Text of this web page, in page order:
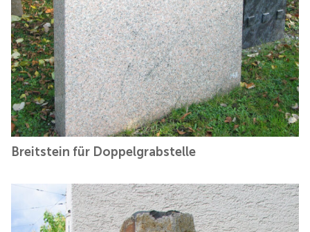
Breitstein für Doppelgrabstelle